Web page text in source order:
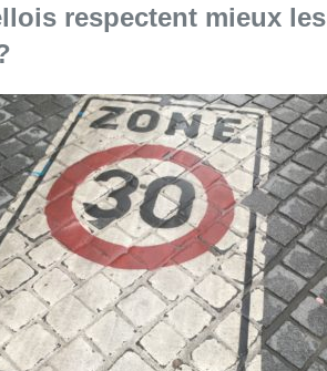
respectent mieux les